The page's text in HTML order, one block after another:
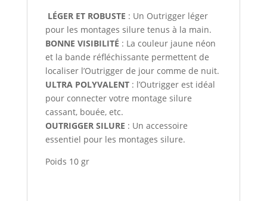
LÉGER ET ROBUSTE : Un Outrigger léger
pour les montages silure tenus à la main.
BONNE VISIBILITÉ : La couleur jaune néon
et la bande réfléchissante permettent de
localiser l’Outrigger de jour comme de nuit.
ULTRA POLYVALENT: l’Outrigger est idéal
pour connecter votre montage silure
cassant, bouée, etc.
OUTRIGGER SILURE : Un accessoire
essentiel pour les montages silure.
Poids 10 gr